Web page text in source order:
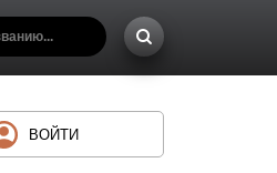
ВОЙТИ